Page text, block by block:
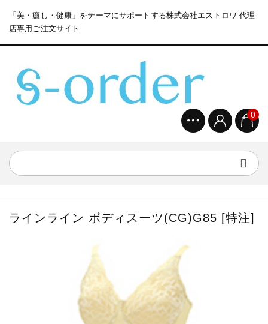
「美・癒し・健康」をテーマにサポートする株式会社エストロワ 代理
店専用ご注文サイト
0
ラインライン ボディスーツ(CG)G85 [特注]